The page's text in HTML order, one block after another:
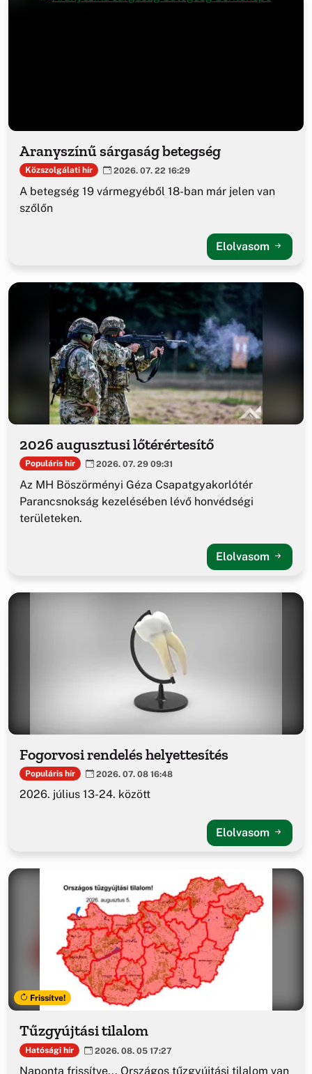
Aranyszínű sárgaság betegség
Közszolgálati hír 2026. 07. 22 16:29
A betegség 19 vármegyéből 18-ban már jelen van
szőlőn
Elolvasom
2026 augusztusi lőtérértesítő
Populáris hír 2026. 07. 29 09:31
Az MH Böszörményi Géza Csapatgyakorlótér
Parancsnokság kezelésében lévő honvédségi
területeken.
Elolvasom
Fogorvosi rendelés helyettesítés
Populáris hír 2026. 07. 08 16:48
2026. július 13-24. között
Elolvasom
Frissítve!
Tűzgyújtási tilalom
Hatósági hír 2026. 08. 05 17:27
Naponta frissítve... Országos tűzgyújtási tilalom van